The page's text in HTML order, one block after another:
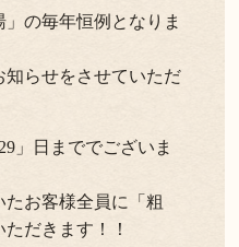
報
シーポリシー
の毎年恒例となりま
知らせをさせていただ
」日まででございま
お客様全員に「粗
だきます！！